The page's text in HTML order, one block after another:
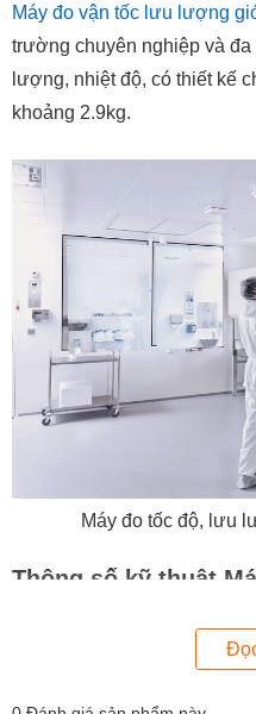
Máy đo vận tốc lưu lượng
trường chuyên nghiệp và
lượng, nhiệt độ, có thiết kế
khoảng 2.9kg.
Máy đo tốc độ, lưu
Thông số kỹ thuật
Tính năng : Đo gió, đo lưu
Dạng cảm biến: Dạng cốc